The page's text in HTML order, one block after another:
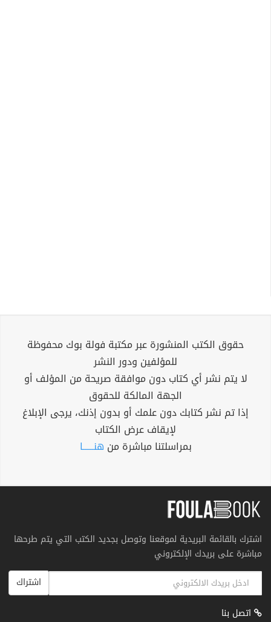
حقوق الكتب المنشورة عبر مكتبة فولة بوك محفوظة
للمؤلفين ودور النشر
لا يتم نشر أي كتاب دون موافقة صريحة من المؤلف أو
الجهة المالكة للحقوق
إذا تم نشر كتابك دون علمك أو بدون إذنك، يرجى الإبلاغ
لإيقاف عرض الكتاب
بمراسلتنا مباشرة من هنــــــا
اشترك بالقائمة البريدية لموقعنا وتوصل بجديد الكتب التي يتم طرحها
مباشرة على بريدك الإلكتروني
اشتراك
اتصل بنا